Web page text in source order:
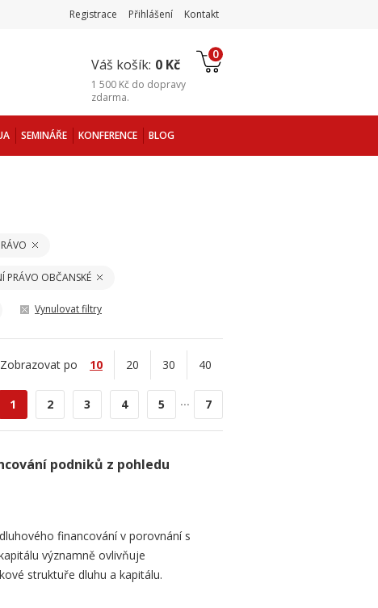
Registrace Přihlášení Kontakt
Váš košík: 0 Kč
0
1 500 Kč do dopravy
zdarma.
SEMINÁŘE KONFERENCE BLOG
PRÁVO OBČANSKÉ
Vynulovat filtry
Zobrazovat po 10 20 30 40
1 2 3 4 5 ... 7
podniků z pohledu
financování v porovnání s
významně ovlivňuje
struktuře dluhu a kapitálu.